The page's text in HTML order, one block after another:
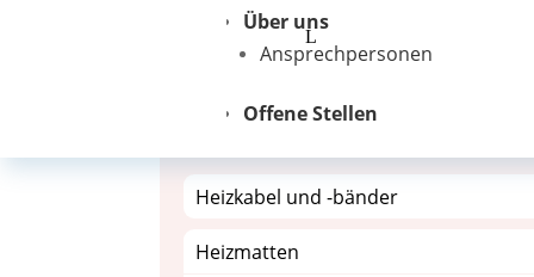
Über uns
Ansprechpersonen
Offene Stellen
Suche
Heizkabel und -bänder
Heizmatten